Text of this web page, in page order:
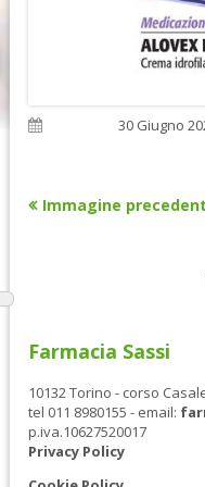
Pubblicato30 Giugno
Immagine
Farmacia Sassi
10132 Torino - corso
tel 011 8980155 - email:
p.iva.10627520017
Privacy Policy